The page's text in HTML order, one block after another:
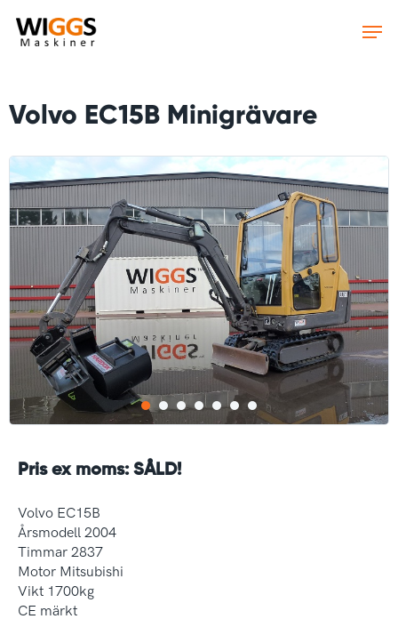
main
Volvo EC15B Minigrävare
Pris ex moms: SÅLD!
Volvo EC15B
Årsmodell 2004
Timmar 2837
Motor Mitsubishi
Vikt 1700kg
CE märkt